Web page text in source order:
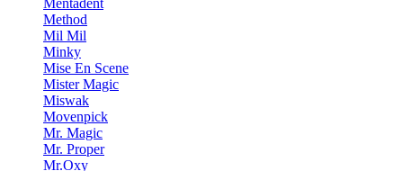
Mentadent
Method
Mil Mil
Minky
Mise En Scene
Mister Magic
Miswak
Movenpick
Mr. Magic
Mr. Proper
Mr.Oxy